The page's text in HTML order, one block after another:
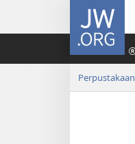
JW.ORG
Perpustakaan